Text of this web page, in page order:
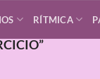
RÍTMICA